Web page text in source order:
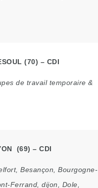
(70) – CDI
de travail temporaire &
(69) – CDI
, Besançon
Bourgogne-
Ferrand dijon Dole